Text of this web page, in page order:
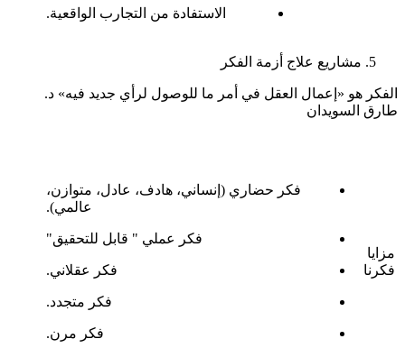
الاستفادة من التجارب الواقعية.
مشاريع علاج أزمة الفكر
الفكر هو «إعمال العقل في أمر ما للوصول لرأي جديد فيه» د.
طارق السويدان
مزايا
فكرنا
فكر حضاري (إنساني، هادف، عادل، متوازن،
عالمي).
فكر عملي " قابل للتحقيق"
فكر عقلاني.
فكر متجدد.
فكر مرن.